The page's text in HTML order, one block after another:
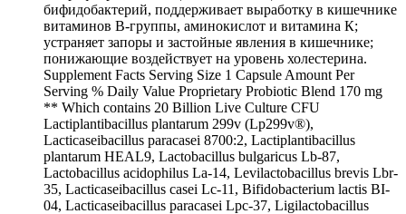
бифидобактерий, поддерживает выработку в кишечнике
витаминов В-группы, аминокислот и витамина К;
устраняет запоры и застойные явления в кишечнике;
понижающие воздействует на уровень холестерина.
Supplement Facts Serving Size 1 Capsule Amount Per
Serving % Daily Value Proprietary Probiotic Blend 170 mg
** Which contains 20 Billion Live Culture CFU
Lactiplantibacillus plantarum 299v (Lp299v®),
Lacticaseibacillus paracasei 8700:2, Lactiplantibacillus
plantarum HEAL9, Lactobacillus bulgaricus Lb-87,
Lactobacillus acidophilus La-14, Levilactobacillus brevis Lbr-
35, Lacticaseibacillus casei Lc-11, Bifidobacterium lactis BI-
04, Lacticaseibacillus paracasei Lpc-37, Ligilactobacillus